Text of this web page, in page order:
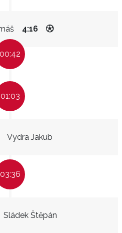
4:16
00:42
01:03
Vydra Jakub
03:36
Sládek Štěpán